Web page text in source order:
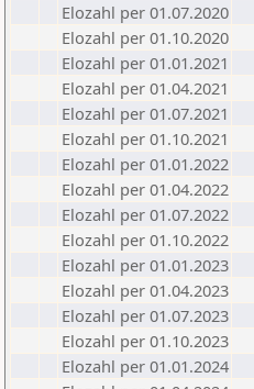
Elozahl per 01.07.2020
Elozahl per 01.10.2020
Elozahl per 01.01.2021
Elozahl per 01.04.2021
Elozahl per 01.07.2021
Elozahl per 01.10.2021
Elozahl per 01.01.2022
Elozahl per 01.04.2022
Elozahl per 01.07.2022
Elozahl per 01.10.2022
Elozahl per 01.01.2023
Elozahl per 01.04.2023
Elozahl per 01.07.2023
Elozahl per 01.10.2023
Elozahl per 01.01.2024